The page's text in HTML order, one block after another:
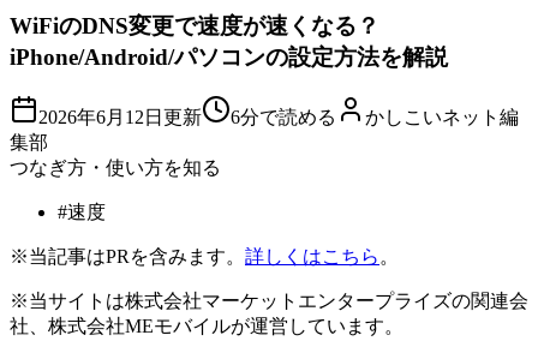
WiFiのDNS変更で速度が速くなる？
iPhone/Android/パソコンの設定方法を解説
2026年6月12日 更新 6分で読める
かしこいネット編
集部
つなぎ方・使い方を知る
#速度
※当記事はPRを含みます。 詳しくはこちら。
※当サイトは株式会社マーケットエンタープライズの関連会
社、株式会社MEモバイルが運営しています。